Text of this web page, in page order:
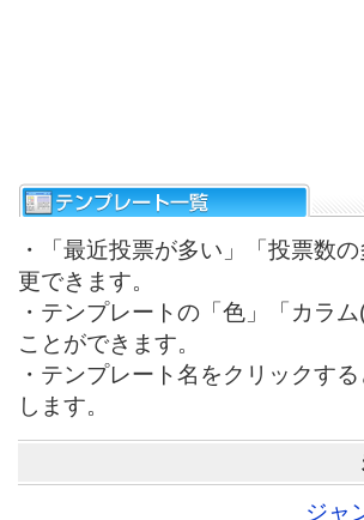
・「最近投票が多い」「投票数
更できます。
・テンプレートの「色」「カラ
ことができます。
・テンプレート名をクリックす
します。
ジャ